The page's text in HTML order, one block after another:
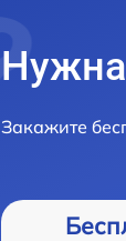
Нужна
Закажите